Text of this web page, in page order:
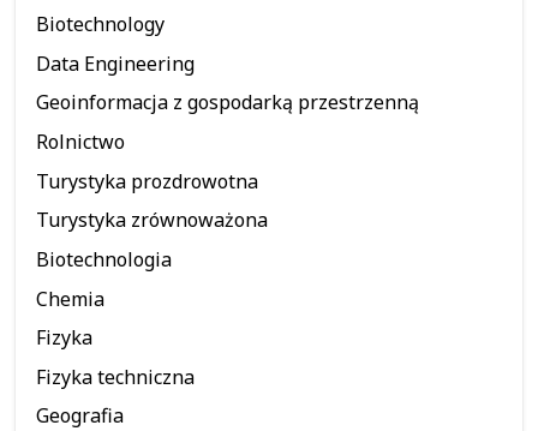
Biotechnology
Data Engineering
Geoinformacja z gospodarką przestrzenną
Rolnictwo
Turystyka prozdrowotna
Turystyka zrównoważona
Biotechnologia
Chemia
Fizyka
Fizyka techniczna
Geografia